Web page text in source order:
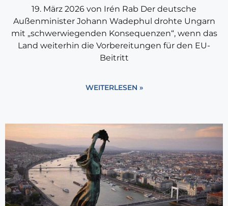
19. März 2026 von Irén Rab Der deutsche
Außenminister Johann Wadephul drohte Ungarn
mit „schwerwiegenden Konsequenzen“, wenn das
Land weiterhin die Vorbereitungen für den EU-
Beitritt
WEITERLESEN »